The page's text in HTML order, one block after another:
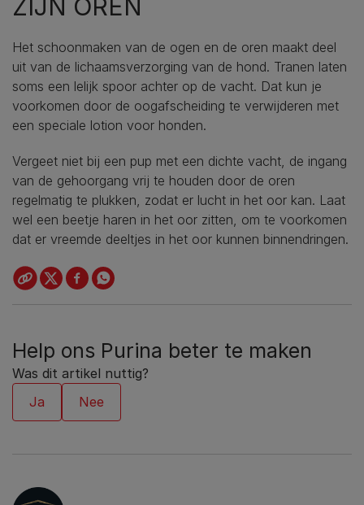
ZIJN OREN
Het schoonmaken van de ogen en de oren maakt deel
uit van de lichaamsverzorging van de hond. Tranen laten
soms een lelijk spoor achter op de vacht. Dat kun je
voorkomen door de oogafscheiding te verwijderen met
een speciale lotion voor honden.
Vergeet niet bij een pup met een dichte vacht, de ingang
van de gehoorgang vrij te houden door de oren
regelmatig te plukken, zodat er lucht in het oor kan. Laat
wel een beetje haren in het oor zitten, om te voorkomen
dat er vreemde deeltjes in het oor kunnen binnendringen.
Help ons Purina beter te maken
Was dit artikel nuttig?